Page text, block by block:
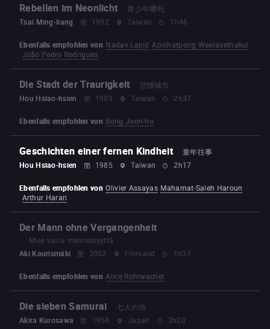
Rebellen im Neonlicht
青少年哪吒
Tsai Ming-liang
1992 Taiwan 1h46
Ebenfalls empfohlen von Nadav Lapid Apichatpong Weerasethakul
João Pedro Rodrigues
Die Stadt der Traurigkeit
悲情城市
Hou Hsiao-hsien
1989 Taiwan 2h37
Ebenfalls empfohlen von Bong Joon-ho
Geschichten einer fernen Kindheit
童年往事
Hou Hsiao-hsien
1985 Taiwan 2h17
Ebenfalls empfohlen von Olivier Assayas Mahamat-Saleh Haroun
Arthur Harari
Der Mann ohne Vergangenheit
Mies vailla menneisyyttä
Aki Kaurismäki
2002 Finnland 1h37
Ebenfalls empfohlen von Alice Rohrwacher
Die sieben Samurai
七人の侍
Akira Kurosawa
1954 Japan 3h20